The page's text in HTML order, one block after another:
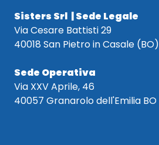
Sisters Srl | Sede Legale
Via Cesare Battisti 29
40018 San Pietro in Casale (BO)
Sede Operativa
Via XXV Aprile, 46
40057 Granarolo dell'Emilia BO